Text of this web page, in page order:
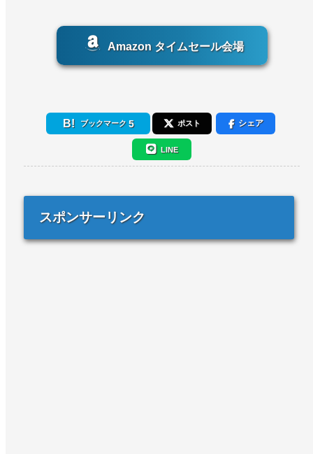
Amazon タイムセール会場
ブックマーク 5 ポスト シェア
LINE
スポンサーリンク